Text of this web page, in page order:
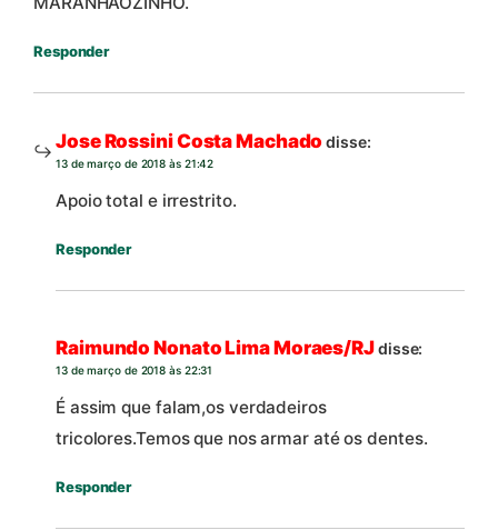
Responder
Jose Rossini Costa Machado disse:
13 de março de 2018 às 21:42
Apoio total e irrestrito.
Responder
Raimundo Nonato Lima Moraes/RJdisse:
13 de março de 2018 às 22:31
É assim que falam,os verdadeiros
tricolores.Temos que nos armar até os dentes.
Responder